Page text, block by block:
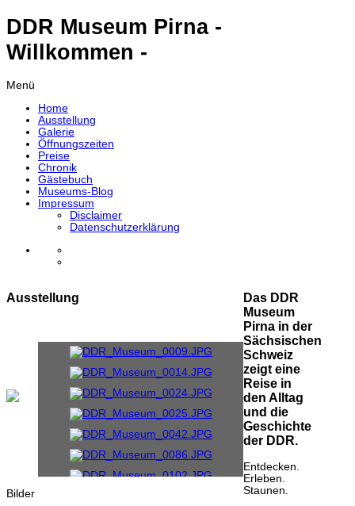
DDR Museum Pirna -
Willkommen -
Menü
Home
Ausstellung
Galerie
Öffnungszeiten
Preise
Chronik
Gästebuch
Museums-Blog
Impressum
Disclaimer
Datenschutzerklärung
Ausstellung
Bilder
Das DDR
Museum
Pirna in der
Sächsischen
Schweiz
zeigt eine
Reise in
den Alltag
und die
Geschichte
der DDR.
Entdecken.
Erleben.
Staunen.